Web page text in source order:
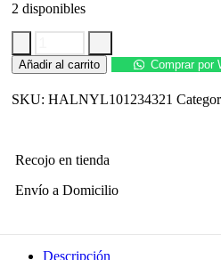
2 disponibles
Nylabone
Hueso
Wolf
Añadir al carrito Comprar por
SKU: HALNYL101234321
Recojo en tienda
Envío a Domicilio
Descripción